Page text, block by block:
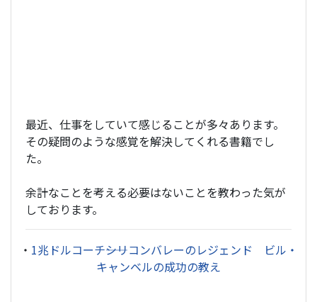
最近、仕事をしていて感じることが多々あります。
その疑問のような感覚を解決してくれる書籍でし
た。
余計なことを考える必要はないことを教わった気が
しております。
・ 1兆ドルコーチ――シリコンバレーのレジェンド ビル・
キャンベルの成功の教え